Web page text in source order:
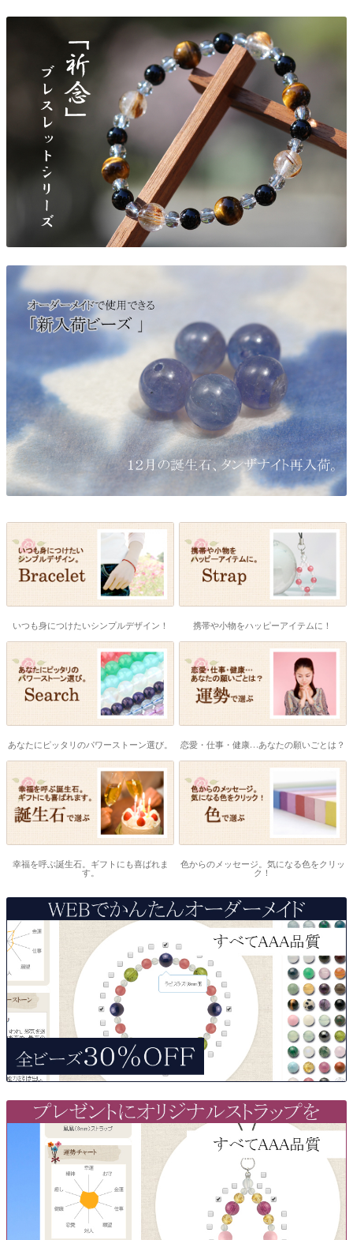
いつも身につけたいシンプルデザイン！ 携帯や小物をハッピーアイテムに！
あなたにピッタリのパワーストーン選び。 恋愛・仕事・健康…あなたの願いごとは？
幸福を呼ぶ誕生石。ギフトにも喜ばれま
す。
色からのメッセージ。気になる色をクリッ
ク！